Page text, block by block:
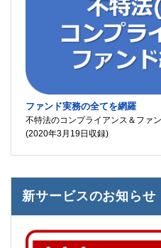
ファンド実務の全てを網羅
不特法のコンプライアンス＆ファ
(2020年3月19日収録)
新サービスのお知らせ